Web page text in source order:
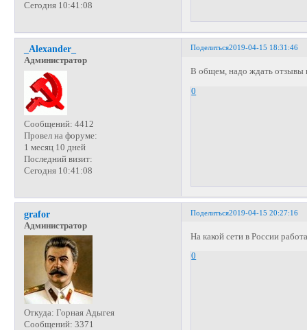
Сегодня 10:41:08
Поделиться2019-04-15 18:31:46
_Alexander_
Администратор
Сообщений: 4412
Провел на форуме:
1 месяц 10 дней
Последний визит:
Сегодня 10:41:08
В общем, надо ждать отзывы
0
Поделиться2019-04-15 20:27:16
grafor
Администратор
Откуда: Горная Адыгея
Сообщений: 3371
На какой сети в России
0